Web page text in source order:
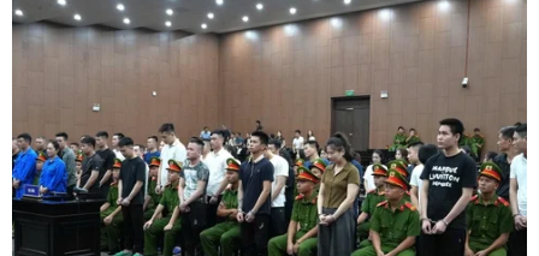
Phiên Giao dịch việc làm Tháng Thanh niên năm 2026
do Trung tâm Dịch vụ Việc làm Hà Nội tổ chức đã cung
cấp gần 1.900 chỉ tiêu tuyển dụng, kết nối sinh viên với
các cơ hội việc làm hấp dẫn.